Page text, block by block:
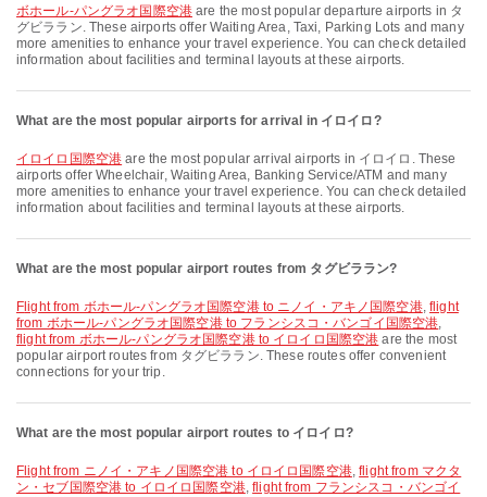
ボホール-パングラオ国際空港are the most popular departure airports in タ
グビララン. These airports offer Waiting Area, Taxi, Parking Lots and many
more amenities to enhance your travel experience. You can check detailed
information about facilities and terminal layouts at these airports.
What are the most popular airports for arrival in イロイロ?
イロイロ国際空港 are the most popular arrival airports in イロイロ. These
airports offer Wheelchair, Waiting Area, Banking Service/ATM and many
more amenities to enhance your travel experience. You can check detailed
information about facilities and terminal layouts at these airports.
What are the most popular airport routes from タグビララン?
flight from ボホール-パングラオ国際空港 to ニノイ・アキノ国際空港,flight
from ボホール-パングラオ国際空港 to フランシスコ・バンゴイ国際空港,
flight from ボホール-パングラオ国際空港 to イロイロ国際空港 are the most
popular airport routes from タグビララン. These routes offer convenient
connections for your trip.
What are the most popular airport routes to イロイロ?
flight from ニノイ・アキノ国際空港 to イロイロ国際空港,flight from マクタ
ン・セブ国際空港 to イロイロ国際空港,flight from フランシスコ・バンゴイ